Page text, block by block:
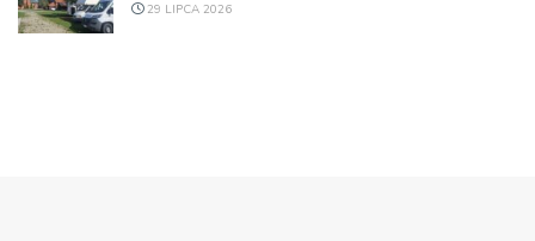
29 LIPCA 2026